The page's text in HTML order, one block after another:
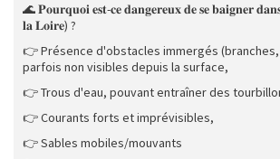
🌊 𝐏𝐨𝐮𝐫𝐪𝐮𝐨𝐢 𝐞𝐬𝐭-𝐜𝐞 𝐝𝐚𝐧𝐠𝐞𝐫𝐞𝐮𝐱 𝐝𝐞 𝐬𝐞 𝐛𝐚𝐢𝐠𝐧𝐞𝐫
𝐥𝐚 𝐋𝐨𝐢𝐫𝐞) ?
👉 Présence d'obstacles immergés
parfois non visibles depuis la surface,
👉 Trous d'eau, pouvant entraîner des
👉 Courants forts et imprévisibles,
👉 Sables mobiles/mouvants